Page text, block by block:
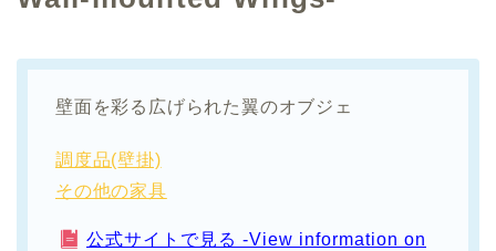
壁面を彩る広げられた翼のオブジェ
調度品(壁掛)
その他の家具
公式サイトで見る -View information on